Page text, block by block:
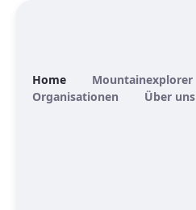
Home Mountainexplorer
Organisationen
Über uns